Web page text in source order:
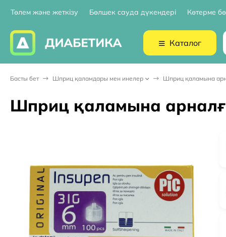
Төлем және жеткізу Бөлшек сауда дүкендері Көтерме
Каталог
Басты бет Шприц қаламдары мен инелер Шприц қаламына
Шприц қаламына